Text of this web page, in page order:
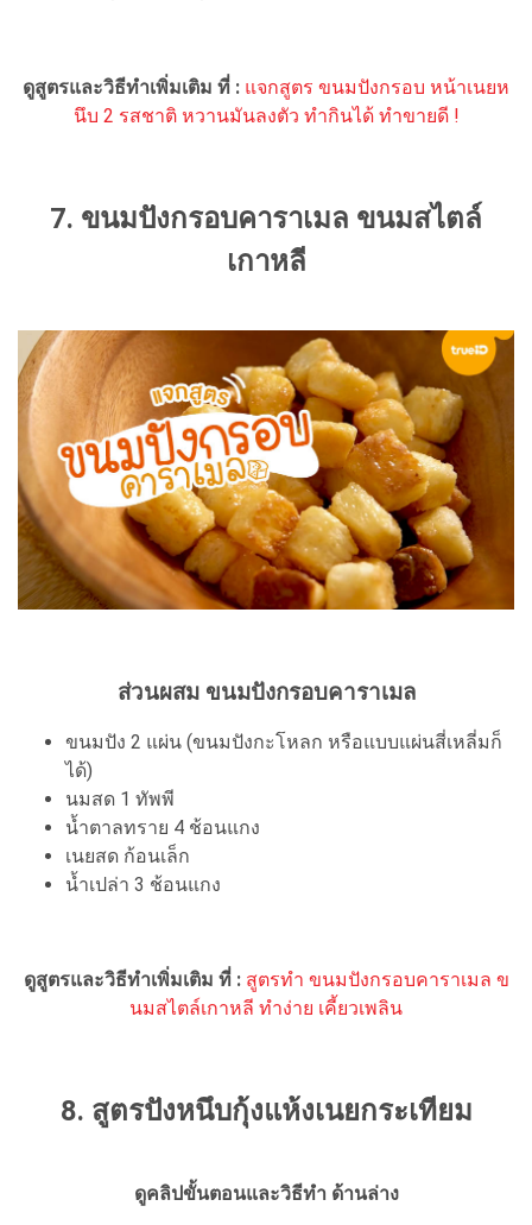
ดูสูตรและวิธีทำเพิ่มเติม ที่ : แจกสูตร ขนมปังกรอบ หน้าเนยห
นึบ 2 รสชาติ หวานมันลงตัว ทำกินได้ ทำขายดี !
7. ขนมปังกรอบคาราเมล ขนมสไตล์
เกาหลี
ส่วนผสม ขนมปังกรอบคาราเมล
ขนมปัง 2 แผ่น (ขนมปังกะโหลก หรือแบบแผ่นสี่เหลี่มก็
ได้)
นมสด 1 ทัพพี
น้ำตาลทราย 4 ช้อนแกง
เนยสด ก้อนเล็ก
น้ำเปล่า 3 ช้อนแกง
ดูสูตรและวิธีทำเพิ่มเติม ที่ : สูตรทำ ขนมปังกรอบคาราเมล ข
นมสไตล์เกาหลี ทำง่าย เคี้ยวเพลิน
8. สูตรปังหนึบกุ้งแห้งเนยกระเทียม
ดูคลิปขั้นตอนและวิธีทำ ด้านล่าง